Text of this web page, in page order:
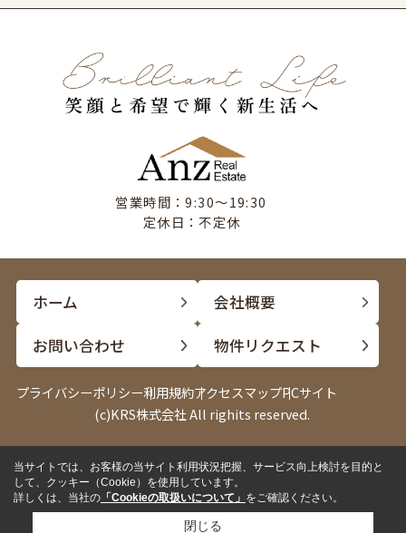
営業時間：9:30〜19:30
定休日：不定休
ホーム
会社概要
お問い合わせ
物件リクエスト
プライバシーポリシー利用規約アクセスマップPCサイト
(c)KRS株式会社 All righits reserved.
電話 LINE
当サイトでは、お客様の当サイト利用状況把握、サービス向上検討を目的と
して、クッキー（Cookie）を使用しています。
詳しくは、当社の 「Cookieの取扱いについて」 をご確認ください。
閉じる